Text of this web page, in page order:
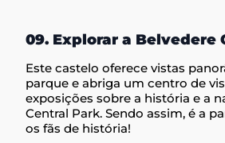
09. Explorar a Belvedere
Este castelo oferece vistas
parque e abriga um centro de
exposições sobre a história e a
Central Park. Sendo assim, é a
os fãs de história!